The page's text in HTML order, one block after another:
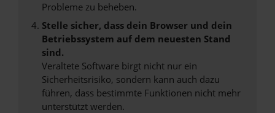
Probleme zu beheben.
Stelle sicher, dass dein Browser und dein
Betriebssystem auf dem neuesten Stand
sind.
Veraltete Software birgt nicht nur ein
Sicherheitsrisiko, sondern kann auch dazu
führen, dass bestimmte Funktionen nicht mehr
unterstützt werden.